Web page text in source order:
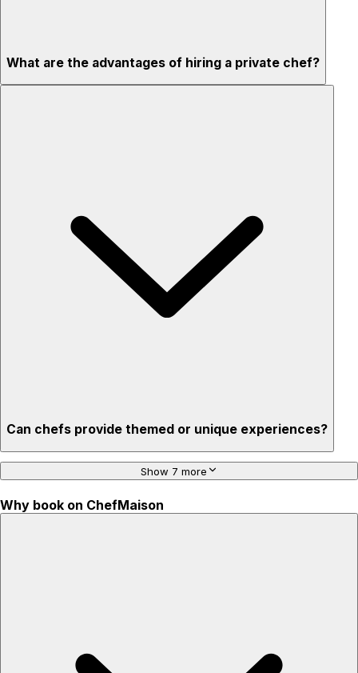
What are the advantages of hiring a private chef?
Privacy – skip crowded restaurants
'Chef’s table' storytelling – watch and learn as dishes are
Can chefs provide themed or unique experiences?
Show 7 more
Why book on ChefMaison